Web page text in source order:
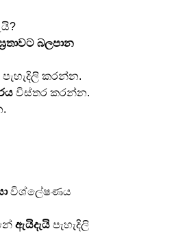
බලපාන
පැහැදිලි කරන්න.
විස්තර කරන්න.
විශ්ලේෂණය
ඇයිදැයි පැහැදිලි